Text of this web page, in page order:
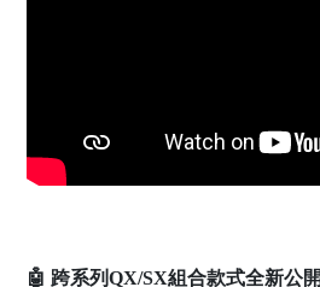
🤖 跨系列QX/SX組合款式全新公